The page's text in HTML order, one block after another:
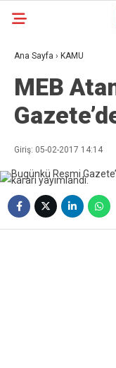
Ana Sayfa › KAMU
MEB
Giriş: 05-02-2017 14:14